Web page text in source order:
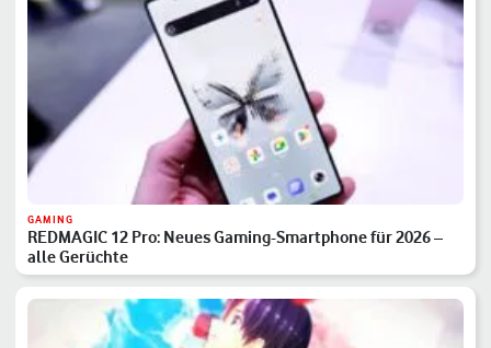
GAMING
REDMAGIC 12 Pro: Neues Gaming-Smartphone für 2026 –
alle Gerüchte